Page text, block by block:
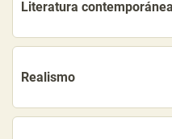
Literatura contemporánea
Realismo